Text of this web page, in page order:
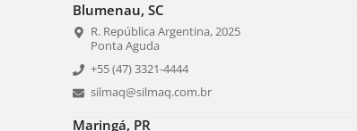
Blumenau, SC
R. República Argentina, 2025
Ponta Aguda
+55 (47) 3321-4444
silmaq@silmaq.com.br
Maringá, PR